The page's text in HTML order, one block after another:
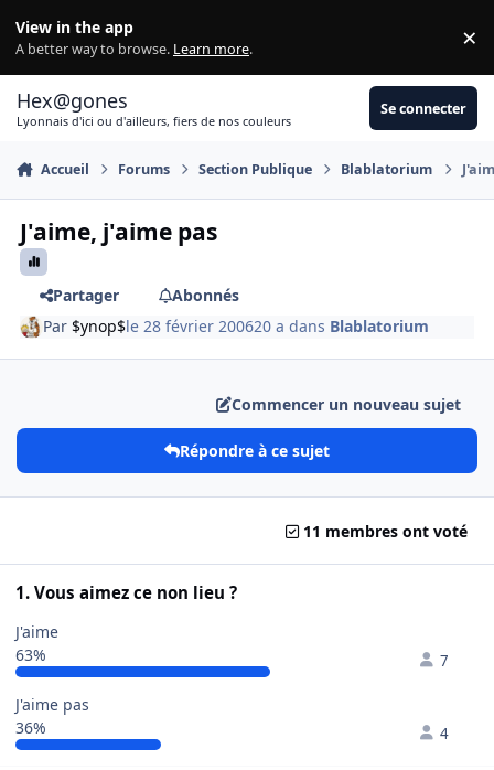
View in the app
A better way to browse. Learn more. ×
Hex@gones
Lyonnais d'ici ou d'ailleurs, fiers de nos couleurs
Se connecter
Accueil Forums Section Publique Blablatorium
J'aime, j'aime pas
Partager
Abonnés
Par $ynop$le 28 février 200620 a dans Blablatorium
Commencer un nouveau sujet
Répondre à ce sujet
11 membres ont voté
1. Vous aimez ce non lieu ?
J'aime
63%
7
J'aime pas
36%
4